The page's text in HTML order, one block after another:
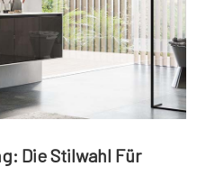
Die Stilwahl Für